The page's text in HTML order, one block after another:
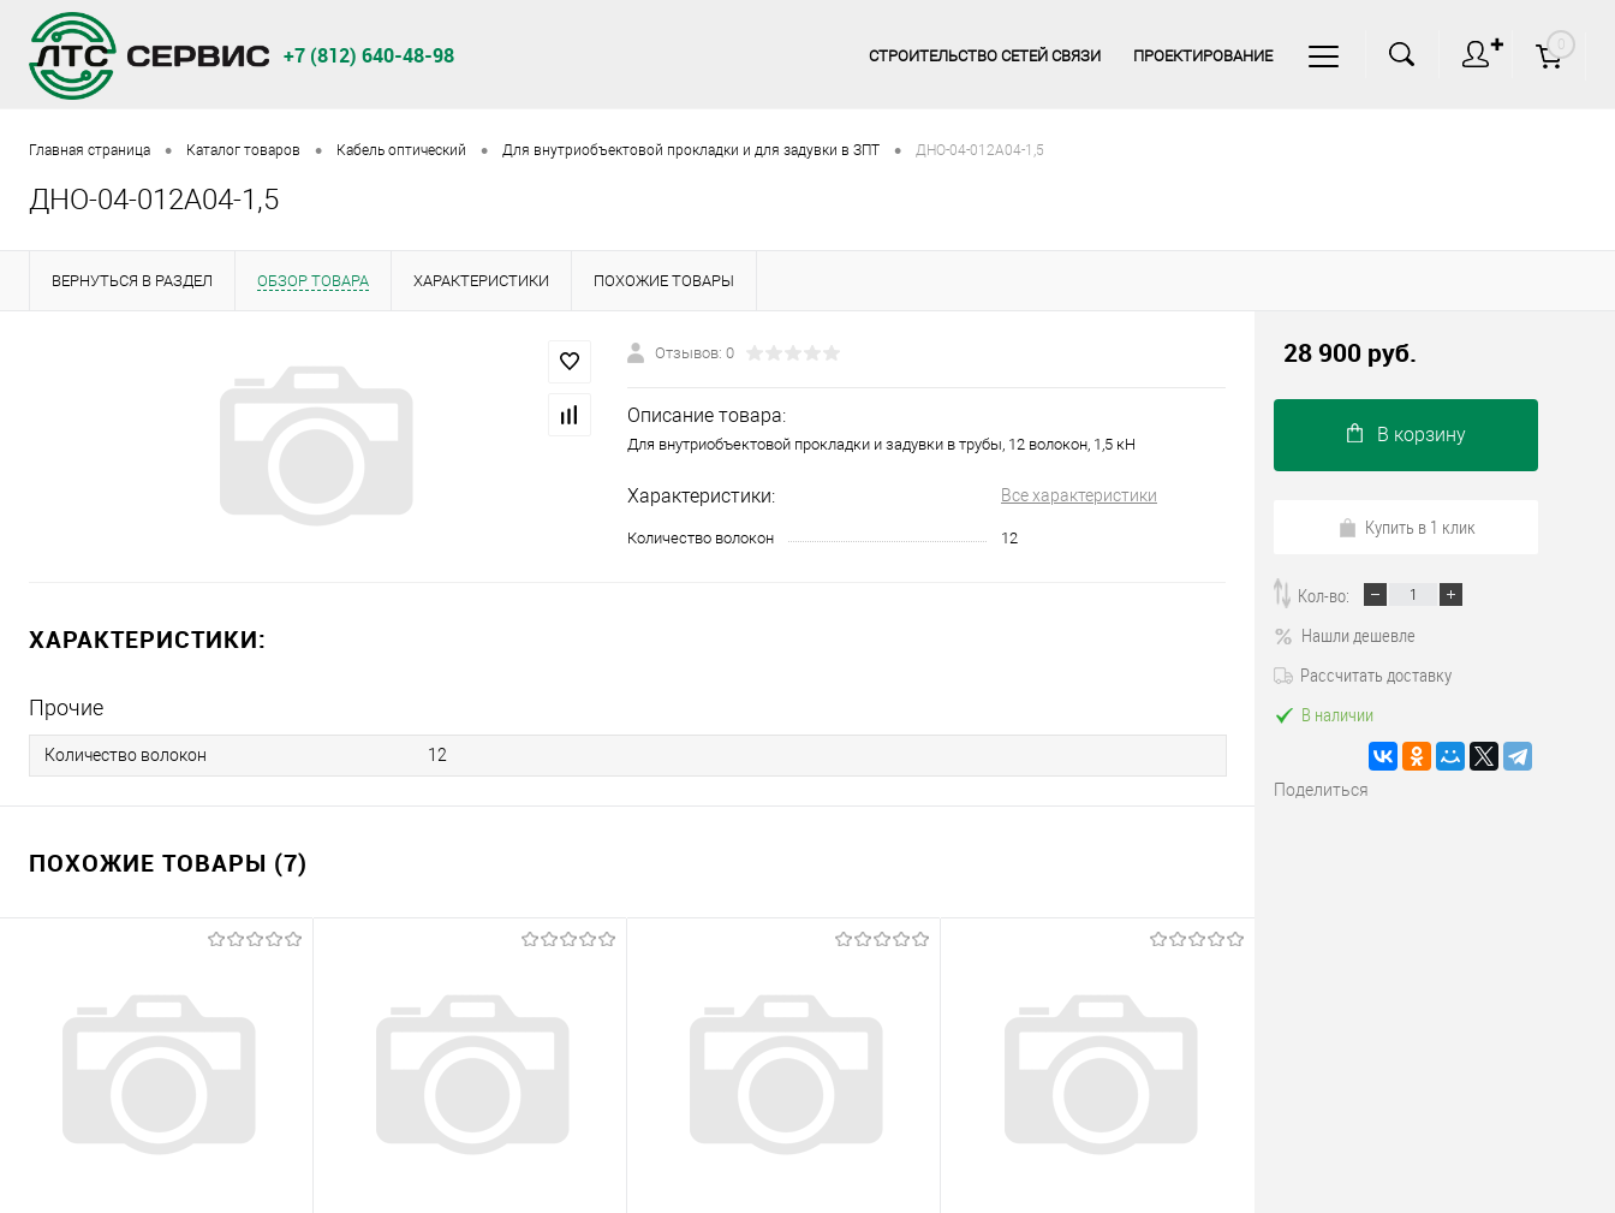
+7 (812) 640-48-98 СТРОИТЕЛЬСТВО СЕТЕЙ СВЯЗИ ПРОЕКТИРОВАНИЕ
✚ 0
Главная страница • Каталог товаров • Кабель оптический • Для внутриобъектовой прокладки и для задувки в ЗПТ • ДНО-04-012А04-1,5
ДНО-04-012А04-1,5
ВЕРНУТЬСЯ В РАЗДЕЛ ОБЗОР ТОВАРА ХАРАКТЕРИСТИКИ ПОХОЖИЕ ТОВАРЫ
Отзывов: 0
Описание товара:
Для внутриобъектовой прокладки и задувки в трубы, 12 волокон, 1,5 кН
Характеристики: Все характеристики
Количество волокон 12
ХАРАКТЕРИСТИКИ:
Прочие
Количество волокон 12
ПОХОЖИЕ ТОВАРЫ (7)
28 900 руб.
В корзину
Купить в 1 клик
Кол-во:
Нашли дешевле
Рассчитать доставку
В наличии
Поделиться